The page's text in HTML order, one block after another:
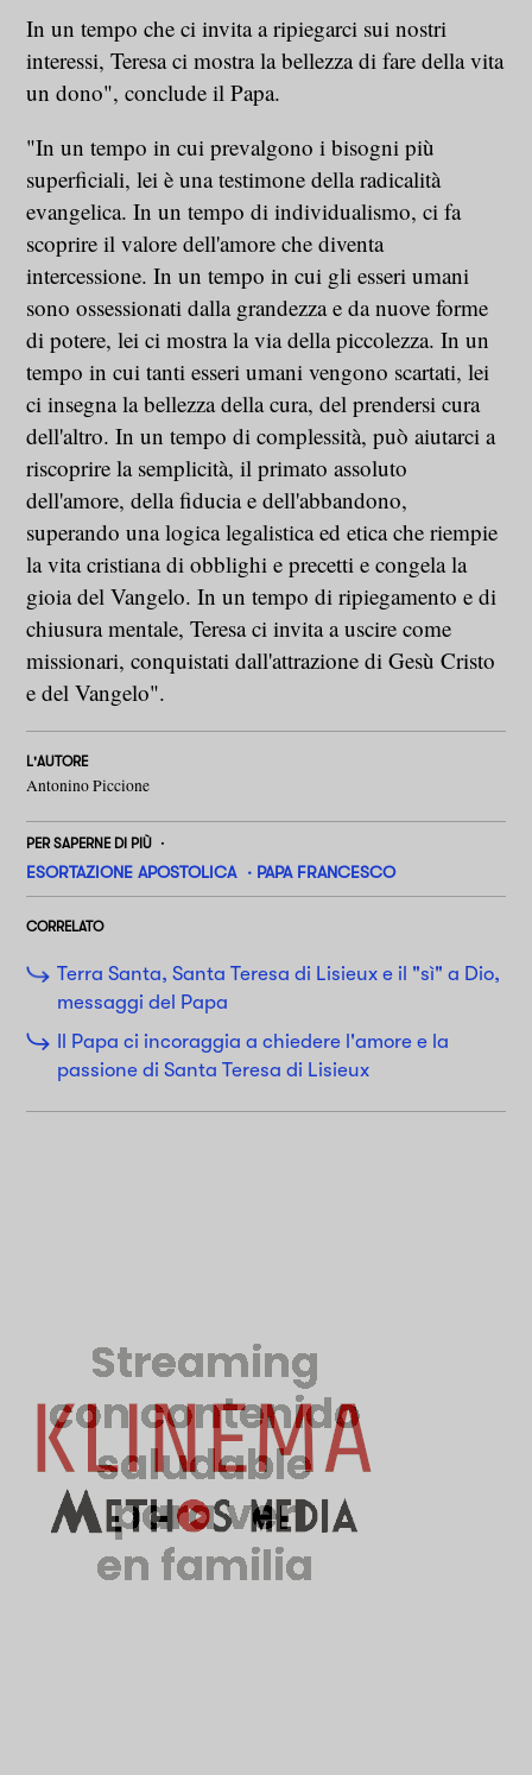
In un tempo che ci invita a ripiegarci sui nostri
interessi, Teresa ci mostra la bellezza di fare della vita
un dono", conclude il Papa.
"In un tempo in cui prevalgono i bisogni più
superficiali, lei è una testimone della radicalità
evangelica. In un tempo di individualismo, ci fa
scoprire il valore dell'amore che diventa
intercessione. In un tempo in cui gli esseri umani
sono ossessionati dalla grandezza e da nuove forme
di potere, lei ci mostra la via della piccolezza. In un
tempo in cui tanti esseri umani vengono scartati, lei
ci insegna la bellezza della cura, del prendersi cura
dell'altro. In un tempo di complessità, può aiutarci a
riscoprire la semplicità, il primato assoluto
dell'amore, della fiducia e dell'abbandono,
superando una logica legalistica ed etica che riempie
la vita cristiana di obblighi e precetti e congela la
gioia del Vangelo. In un tempo di ripiegamento e di
chiusura mentale, Teresa ci invita a uscire come
missionari, conquistati dall'attrazione di Gesù Cristo
e del Vangelo".
L'AUTORE
Antonino Piccione
PER SAPERNE DI PIÙ
ESORTAZIONE APOSTOLICA PAPA FRANCESCO
CORRELATO
Terra Santa, Santa Teresa di Lisieux e il "sì" a Dio,
messaggi del Papa
Il Papa ci incoraggia a chiedere l'amore e la
passione di Santa Teresa di Lisieux